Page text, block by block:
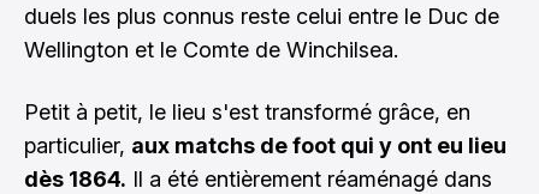
duels les plus connus reste celui entre le Duc de
Wellington et le Comte de Winchilsea.
Petit à petit, le lieu s'est transformé grâce, en
particulier, aux matchs de foot qui y ont eu lieu
dès 1864. Il a été entièrement réaménagé dans